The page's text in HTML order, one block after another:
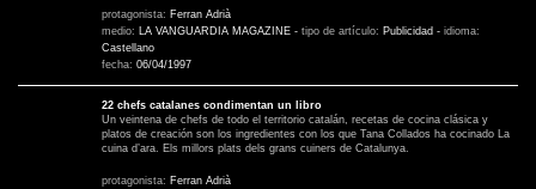
protagonista: Ferran Adrià
medio: LA VANGUARDIA MAGAZINE - tipo de artículo: Publicidad - idioma:
Castellano
fecha: 06/04/1997
22 chefs catalanes condimentan un libro
Un veintena de chefs de todo el territorio catalán, recetas de cocina clásica y
platos de creación son los ingredientes con los que Tana Collados ha cocinado La
cuina d’ara. Els millors plats dels grans cuiners de Catalunya.
protagonista: Ferran Adrià